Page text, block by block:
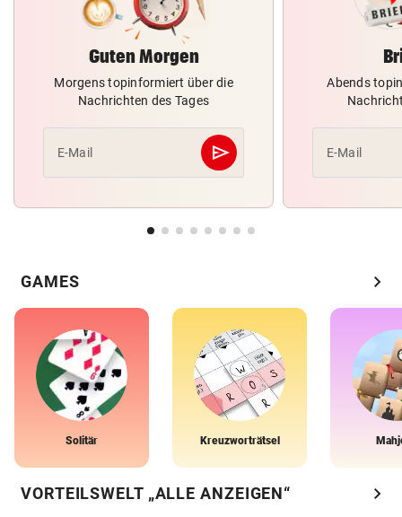
Guten Morgen
Morgens topinformiert über die
Nachrichten des Tages
E-Mail send
Abschicken
Abends
E-Mail
GAMES chevron_right
Solitär Kreuzworträtsel
VORTEILSWELT „ALLE ANZEIGEN“ chevron_right